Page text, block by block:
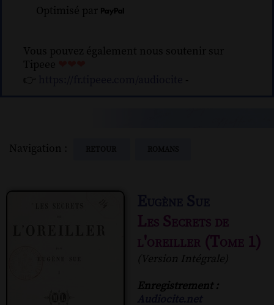
Optimisé par
Vous pouvez également nous soutenir sur
Tipeee
👉
-
Navigation :
Les Secrets de
l'oreiller (Tome 1)
(Version Intégrale)
Enregistrement :